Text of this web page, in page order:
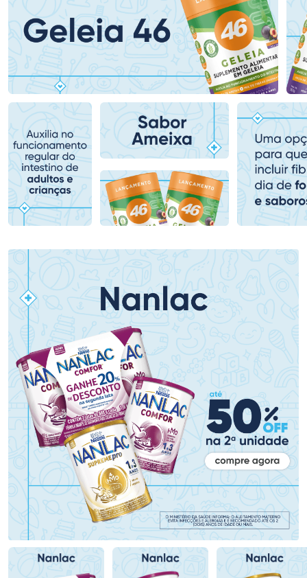
Ativar Desconto
Comprar sem Desconto
Por R$ 69,59/cada
Comprar sem Desconto
Por R$ 69,59/cada
Ativar Desconto
Comprar sem Desconto
Por R$ 419,00/cada
Comprar sem Desconto
Por R$ 419,00/cada